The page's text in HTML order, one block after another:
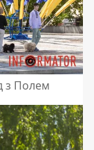
з Полем